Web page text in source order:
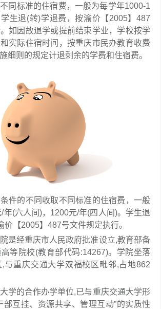
同标准的住宿费，一般为每学年1000-1
生退(转)学退费，按渝价【2005】487
如因故退学或提前结束学业，学校按学
实际住宿时间，按重庆市民办教育收费
细则的规定计退剩余的学费和住宿费。
件的不同收取不同标准的住宿费，一般
年(六人间)，1200元/年(四人间)。学生退
价【2005】487号文件规定执行。
是经重庆市人民政府批准设立,教育部备
等院校(教育部代码:14267)。学院坐落
与重庆交通大学双福校区毗邻,占地862
学的合作办学单位,已与重庆交通大学形
部互挂、资源共享、管理互动”的实质性